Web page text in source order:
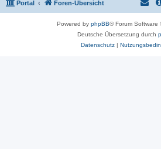
Portal Foren-Übersicht
Powered by phpBB® Forum Software
Deutsche Übersetzung durch
Datenschutz|